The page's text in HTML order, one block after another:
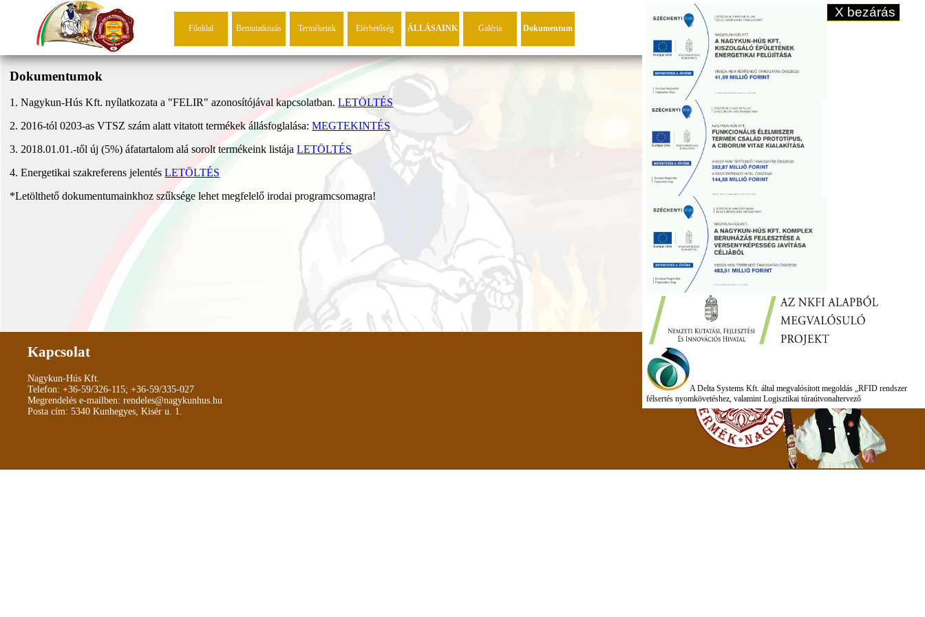
Főoldal Bemutatkozás Termékeink Elérhetőség ÁLLÁSAINK Galéria Dokumentum
A Delta Systems Kft. által megvalósított megoldás „RFID rendszer
félsertés nyomkövetéshez, valamint Logisztikai túraútvonaltervező
Dokumentumok
1. Nagykun-Hús Kft. nyílatkozata a "FELIR" azonosítójával kapcsolatban.LETÖLTÉS
2. 2016-tól 0203-as VTSZ szám alatt vitatott termékek állásfoglalása:MEGTEKINTÉS
3. 2018.01.01.-től új (5%) áfatartalom alá sorolt termékeink listájaLETÖLTÉS
4. Energetikai szakreferens jelentésLETÖLTÉS
*Letölthető dokumentumainkhoz szűksége lehet megfelelő irodai programcsomagra!
Kapcsolat
Nagykun-Hús Kft.
Telefon:+36-59/326-115;+36-59/335-027
Megrendelés e-mailben:rendeles@nagykunhus.hu
Posta cím: 5340 Kunhegyes, Kisér u. 1.